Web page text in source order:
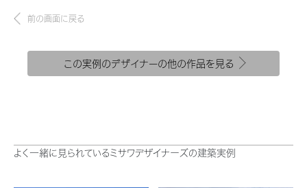
ミサワアイデンティティ
前の画面に戻る
この実例のデザイナーの他の作品を見る
よく一緒に見られているミサワデザイナーズの建築実例